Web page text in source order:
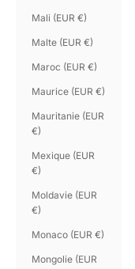
Mali (EUR €)
Malte (EUR €)
Maroc (EUR €)
Maurice (EUR €)
Mauritanie (EUR
€)
Mexique (EUR
€)
Moldavie (EUR
€)
Monaco (EUR €)
Mongolie (EUR